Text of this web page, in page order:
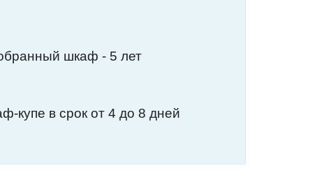
шкаф - 5 лет
купе в срок от 4 до 8 дней